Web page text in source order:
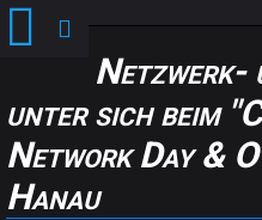
Netzwerk-
unter sich beim
Network Day &
Hanau